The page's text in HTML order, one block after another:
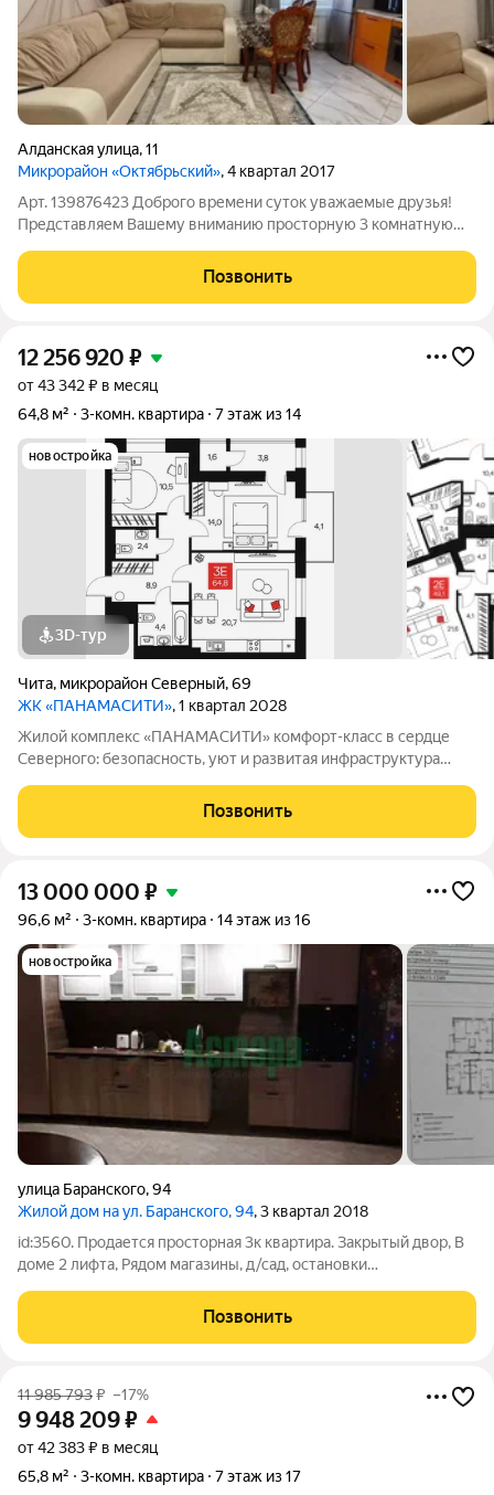
Алданская улица,11
Микрорайон «Октябрьский», 4 квартал 2017
Арт. 139876423 Доброго времени суток уважаемые друзья!
Представляем Вашему вниманию просторную 3 комнатную
гостиная) общей площадью 66,4кв.м., которая расположена в
пpестижнoм микpopaйоне нашегo
Позвонить
12 256 920 ₽
от 43 342 ₽ в месяц
64,8 м²
3-комн. квартира 7 этаж из 14
новостройка
3D-тур
Чита, микрорайон Северный,69
ЖК «ПАНАМАСИТИ», 1 квартал 2028
Жилой комплекс «ПАНАМАСИТИ» комфорт-класс в сердце
Северного: безопасность, уют и развитая инфраструктура
долгожданный проект для семей, ценящих репутацию района,
безопасность для детей, приватность и
Позвонить
13 000 000 ₽
96,6 м² 3-комн. квартира 14 этаж из 16
новостройка
улица Баранского,94
Жилой дом на ул. Баранского, 94, 3 квартал 2018
id:3560. Продается просторная 3к квартира. Закрытый двор, В
доме 2 лифта, Рядом магазины, д/сад, остановки
удобное для Вас время! Оказываем помощь в оформлении
ипотечного кредитования. Также
Позвонить
11 985 793₽ –17%
9 948 209₽
от 42 383 ₽ в месяц
65,8 м²
3-комн. квартира 7 этаж из 17